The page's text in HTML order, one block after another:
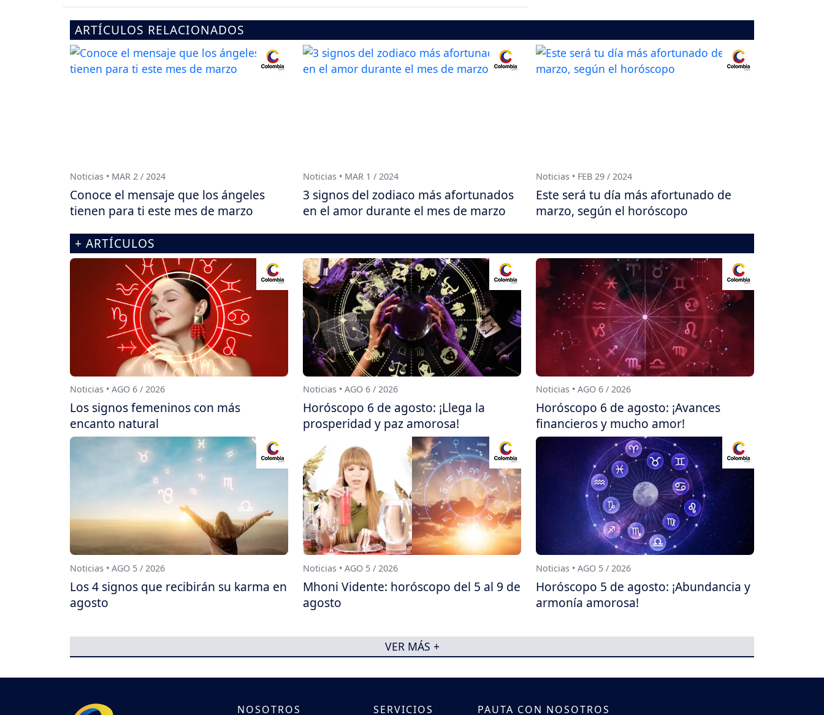
ARTÍCULOS RELACIONADOS
Noticias • MAR 2 / 2024
Conoce el mensaje que los ángeles
tienen para ti este mes de marzo
Noticias • MAR 1 / 2024
3 signos del zodiaco más afortunados
en el amor durante el mes de marzo
Noticias • FEB 29 / 2024
Este será tu día más afortunado de
marzo, según el horóscopo
+ ARTÍCULOS
Noticias • AGO 6 / 2026
Los signos femeninos con más
encanto natural
Noticias • AGO 6 / 2026
Horóscopo 6 de agosto: ¡Llega la
prosperidad y paz amorosa!
Noticias • AGO 6 / 2026
Horóscopo 6 de agosto: ¡Avances
financieros y mucho amor!
Noticias • AGO 5 / 2026
Los 4 signos que recibirán su karma en
agosto
Noticias • AGO 5 / 2026
Mhoni Vidente: horóscopo del 5 al 9 de
agosto
Noticias • AGO 5 / 2026
Horóscopo 5 de agosto: ¡Abundancia y
armonía amorosa!
VER MÁS +
NOSOTROS SERVICIOS PAUTA CON NOSOTROS